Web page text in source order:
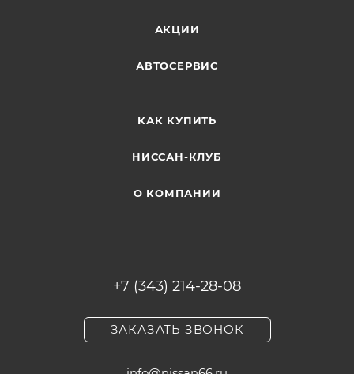
АКЦИИ
АВТОСЕРВИС
КАК КУПИТЬ
НИССАН-КЛУБ
О КОМПАНИИ
+7 (343) 214-28-08
ЗАКАЗАТЬ ЗВОНОК